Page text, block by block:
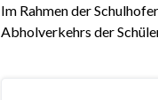
Im Rahmen der
Abholverkehrs der